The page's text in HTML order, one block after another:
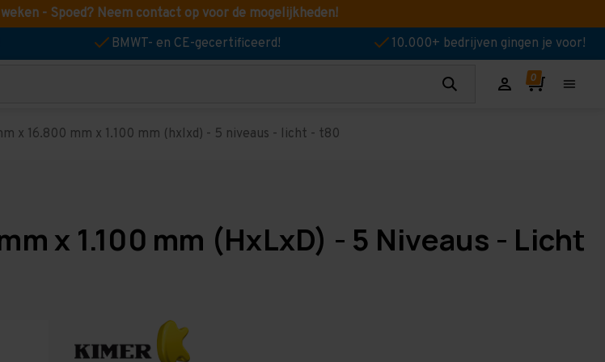
- Spoed? Neem contact op voor de mogelijkheden!
BMWT- en CE-gecertificeerd! 10.000+ bedrijven gingen je voor!
x 16.800 mm x 1.100 mm (hxlxd) - 5 niveaus - licht - t80
x 1.100 mm (HxLxD) - 5 Niveaus - Licht